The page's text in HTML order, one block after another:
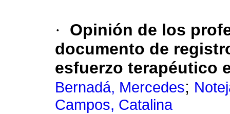
·
Opinión de los
documento de
esfuerzo terapéutico
Bernadá, Mercedes;
Campos, Catalina